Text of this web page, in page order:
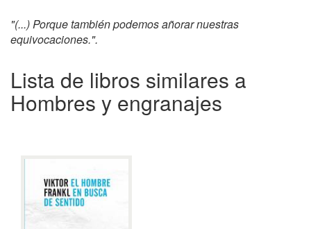
"(...) Porque también podemos añorar nuestras
equivocaciones.".
Lista de libros similares a
Hombres y engranajes